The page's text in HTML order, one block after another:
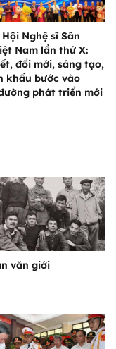
Nghệ sĩ Sân
Nam lần thứ X:
đổi mới, sáng tạo,
khấu bước vào
phát triển mới
văn giới